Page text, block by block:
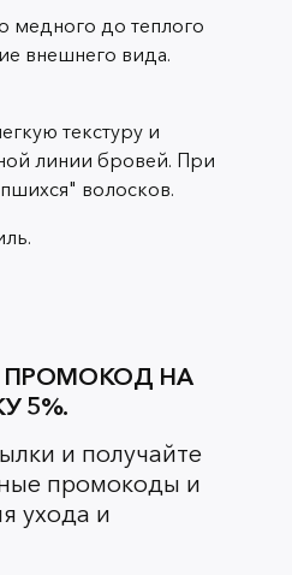
медного до теплого
внешнего вида.
текстуру и
линии бровей. При
волосков.
ПРОМОКОД НА
5%.
и получайте
промокоды и
ухода и